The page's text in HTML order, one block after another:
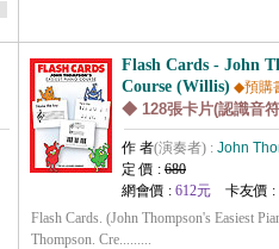
Flash Cards - John
Course (Willis) ◆預購
◆ 128張卡片(認識音
作 者(演奏者) : John
定 價 : 680
網會價 : 612元 卡友價 :
Flash Cards. (John Thompson's Easiest
Thompson. Cre.........